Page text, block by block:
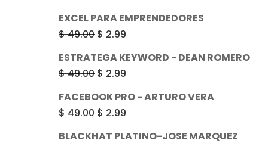
era:
$ 49.00.$ 2.99.
original
era:
$ 49.00.$ 2.99.
EXCEL PARA EMPRENDEDORES
$49.00 El
original
era:
$ 49.00.
$ 2.99
$ 2.99.
ESTRATEGA KEYWORD - DEAN ROMERO
$49.00 El
original
era:
$ 49.00.
$ 2.99
$ 2.99.
FACEBOOK PRO - ARTURO VERA
$49.00 El
$ 2.99
BLACKHAT PLATINO-JOSE MARQUEZ